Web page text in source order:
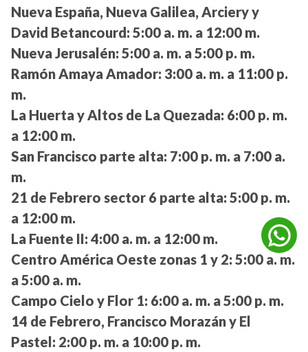
Nueva España, Nueva Galilea, Arciery y
David Betancourd: 5:00 a. m. a 12:00 m.
Nueva Jerusalén: 5:00 a. m. a 5:00 p. m.
Ramón Amaya Amador: 3:00 a. m. a 11:00 p.
m.
La Huerta y Altos de La Quezada: 6:00 p. m.
a 12:00 m.
San Francisco parte alta: 7:00 p. m. a 7:00 a.
m.
21 de Febrero sector 6 parte alta: 5:00 p. m.
a 12:00 m.
La Fuente II: 4:00 a. m. a 12:00 m.
Centro América Oeste zonas 1 y 2: 5:00 a. m.
a 5:00 a. m.
Campo Cielo y Flor 1: 6:00 a. m. a 5:00 p. m.
14 de Febrero, Francisco Morazán y El
Pastel: 2:00 p. m. a 10:00 p. m.